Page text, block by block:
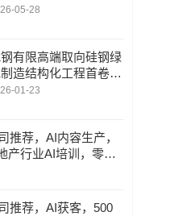
05-28
有限高端取向硅钢绿
造结构化工程首卷高
向硅钢成品卷顺利下
01-23
推荐，AI内容生产，
产行业AI培训，零售
优选指南！
推荐，AI获客，500